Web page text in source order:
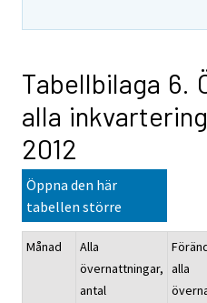
Tabellbilaga 6.
alla
2012
Öppna den här
tabellen större
Månad
Alla
övernattningar,
antal
alla